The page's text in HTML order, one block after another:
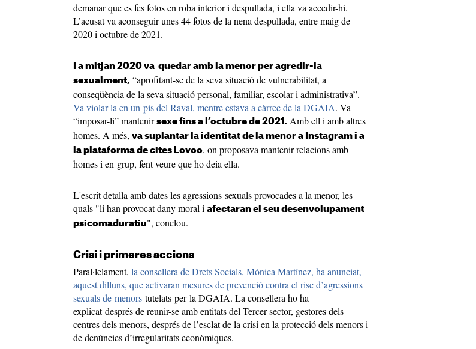
demanar que es fes fotos en roba interior i despullada, i ella va accedir-hi.
L’acusat va aconseguir unes 44 fotos de la nena despullada, entre maig de
2020 i octubre de 2021.
I a mitjan 2020 va quedar amb la menor per agredir-la
sexualment, “aprofitant-se de la seva situació de vulnerabilitat, a
conseqüència de la seva situació personal, familiar, escolar i administrativa”.
Va violar-la en un pis del Raval, mentre estava a càrrec de la DGAIA. Va
“imposar-li” mantenir sexe fins a l’octubre de 2021. Amb ell i amb altres
homes. A més, va suplantar la identitat de la menor a Instagram i a
la plataforma de cites Lovoo, on proposava mantenir relacions amb
homes i en grup, fent veure que ho deia ella.
L'escrit detalla amb dates les agressions sexuals provocades a la menor, les
quals "li han provocat dany moral i afectaran el seu desenvolupament
psicomaduratiu", conclou.
Crisi i primeres accions
Paral·lelament, la consellera de Drets Socials, Mónica Martínez, ha anunciat,
aquest dilluns, que activaran mesures de prevenció contra el risc d’agressions
sexuals de menors tutelats per la DGAIA. La consellera ho ha
explicat després de reunir-se amb entitats del Tercer sector, gestores dels
centres dels menors, després de l’esclat de la crisi en la protecció dels menors i
de denúncies d’irregularitats econòmiques.